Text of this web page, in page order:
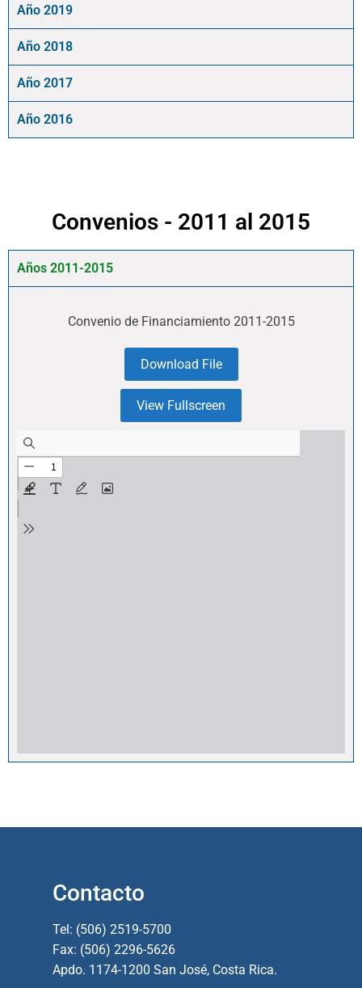
Año 2019
Año 2018
Año 2017
Año 2016
Convenios - 2011 al 2015
Años 2011-2015
Convenio de Financiamiento 2011-2015
Download File
View Fullscreen
Contacto
Tel: (506) 2519-5700
Fax: (506) 2296-5626
Apdo. 1174-1200 San José, Costa Rica.